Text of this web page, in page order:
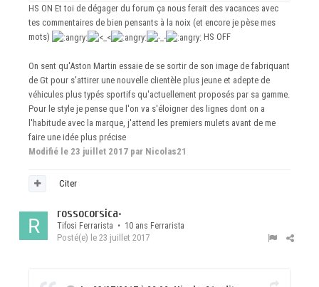
HS ON Et toi de dégager du forum ça nous ferait des vacances avec
tes commentaires de bien pensants à la noix (et encore je pèse mes
mots)
HS OFF
On sent qu'Aston Martin essaie de se sortir de son image de fabriquant
de Gt pour s'attirer une nouvelle clientèle plus jeune et adepte de
véhicules plus typés sportifs qu'actuellement proposés par sa gamme.
Pour le style je pense que l'on va s'éloigner des lignes dont on a
l'habitude avec la marque, j'attend les premiers mulets avant de me
faire une idée plus précise
Modifié le 23 juillet 2017 par Nicolas21
Citer
rossocorsica•
Tifosi Ferrarista • 10 ans Ferrarista
Posté(e) le 23 juillet 2017